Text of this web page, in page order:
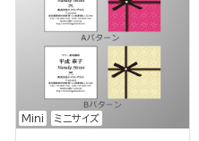
Mini ミニサイズ